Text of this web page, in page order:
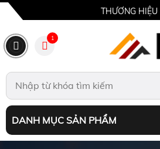
THƯƠNG
1
DANH MỤC SẢN PHẨM